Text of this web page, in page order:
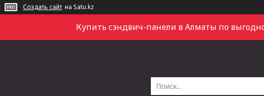
Создать сайт на Satu.kz
Купить сэндвич-панели в Алматы по